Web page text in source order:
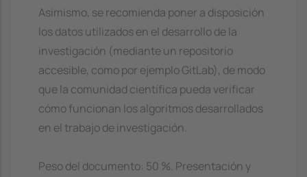
Asimismo, se recomienda poner a disposición
los datos utilizados en el desarrollo de la
investigación (mediante un repositorio
accesible, como por ejemplo GitLab), de modo
que la comunidad científica pueda verificar
cómo funcionan los algoritmos desarrollados
en el trabajo de investigación.
Peso del documento: 50 %. Presentación y